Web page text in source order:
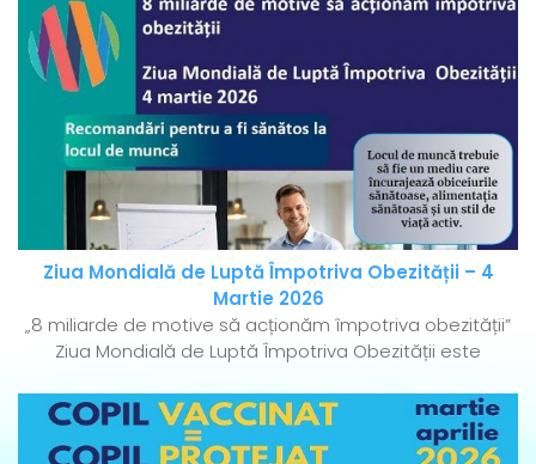
Ziua Mondială de Luptă Împotriva Obezității – 4
Martie 2026
„8 miliarde de motive să acționăm împotriva obezității”
Ziua Mondială de Luptă Împotriva Obezității este